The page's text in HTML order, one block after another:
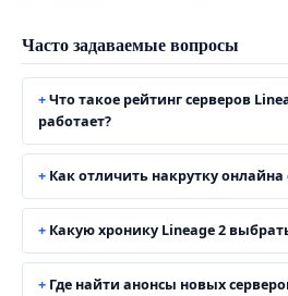
Часто задаваемые вопросы
Что такое рейтинг серверов
работает?
Как отличить накрутку онлайна
Какую хронику Lineage 2
Где найти анонсы новых